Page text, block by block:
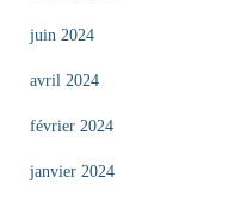
juin 2024
avril 2024
février 2024
janvier 2024